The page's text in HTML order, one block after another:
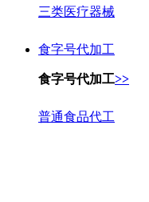
三类医疗器械
食字号代加工
食字号代加工>>
普通食品代工